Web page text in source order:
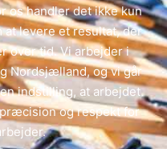
os handler det ikke kun
levere et resultat, der
over tid. Vi arbejder i
Nordsjælland, og vi går
indstilling, at arbejdet
og respekt for